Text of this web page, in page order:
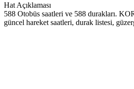
Hat Açıklaması
588 Otobüs saatleri ve 588 durakları.
güncel hareket saatleri, durak listesi,